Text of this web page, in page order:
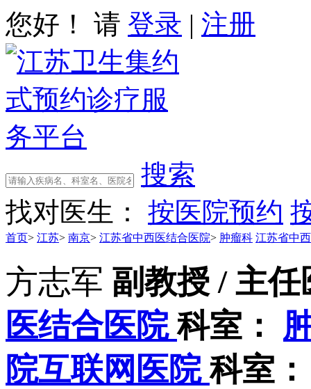
您好！ 请 登录 | 注册
搜索
找对医生：
按医院预约
首页> 江苏> 南京> 江苏省中西医结合医院> 肿瘤科 江苏省中
方志军 副教授 / 主
医结合医院科室：
院互联网医院科室：